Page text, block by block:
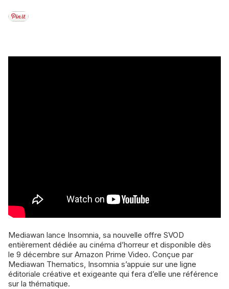
Mediawan lance Insomnia, sa nouvelle offre SVOD
entièrement dédiée au cinéma d’horreur et disponible dès
le 9 décembre sur Amazon Prime Video. Conçue par
Mediawan Thematics, Insomnia s’appuie sur une ligne
éditoriale créative et exigeante qui fera d’elle une référence
sur la thématique.